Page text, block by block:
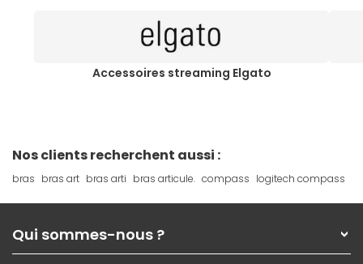
Accessoires streaming Elgato
Nos clients recherchent aussi :
bras bras art bras arti bras articule. compass logitech compass
Qui sommes-nous ?